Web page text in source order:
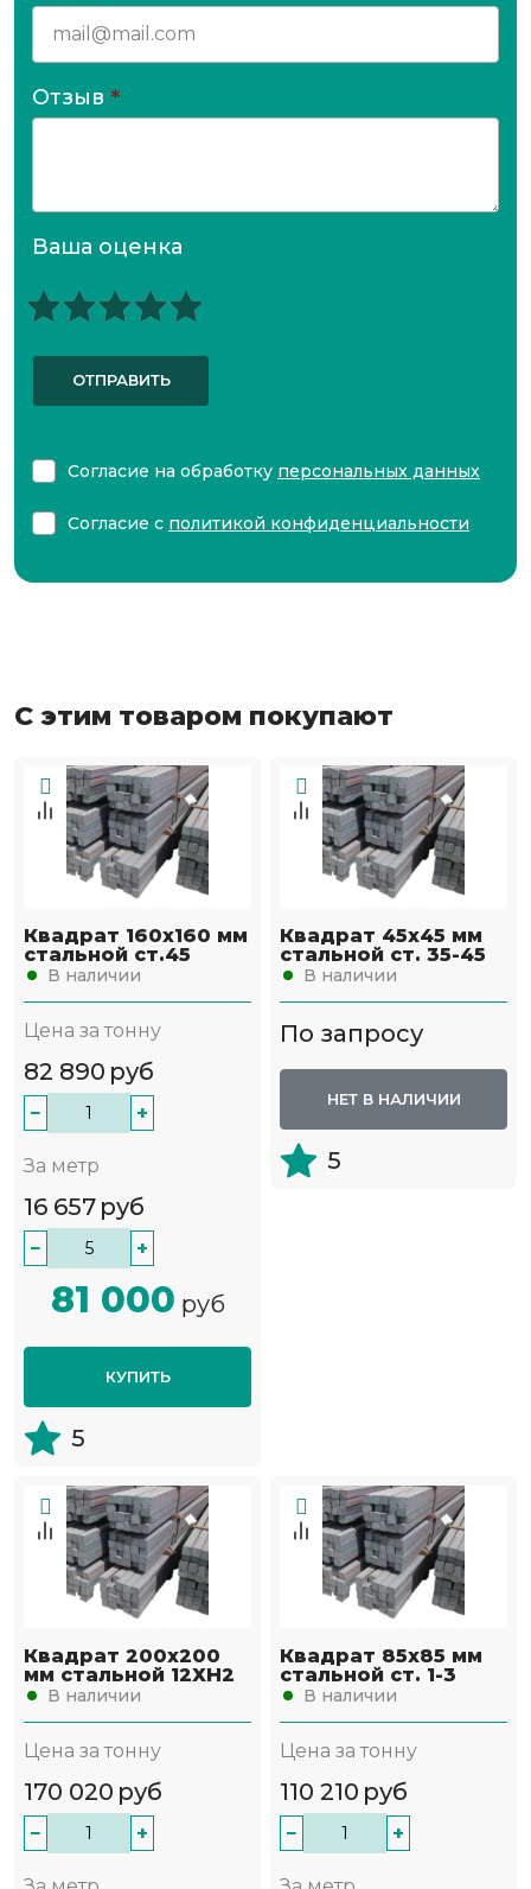
Отзыв *
Ваша оценка
ОТПРАВИТЬ
Согласие на обработку персональных данных
Согласие с политикой конфиденциальности
С этим товаром покупают
Квадрат 160х160 мм
стальной ст.45
В наличии
Цена за тонну
82 890 руб
− +
За метр
16 657 руб
− +
81 000 руб
КУПИТЬ
5
Квадрат 45х45 мм
стальной ст. 35-45
В наличии
По запросу
НЕТ В НАЛИЧИИ
5
Квадрат 200х200
мм стальной 12ХН2
В наличии
Цена за тонну
170 020 руб
− +
Квадрат 85х85 мм
стальной ст. 1-3
В наличии
Цена за тонну
110 210 руб
− +